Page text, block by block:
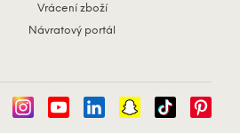
Vrácení zboží
Návratový portál